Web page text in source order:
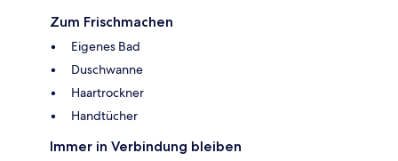
Zum Frischmachen
Eigenes Bad
Duschwanne
Haartrockner
Handtücher
Immer in Verbindung bleiben